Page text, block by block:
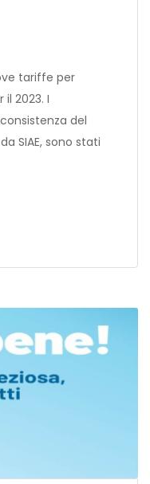
tariffe per
2023. I
del
SIAE, sono stati